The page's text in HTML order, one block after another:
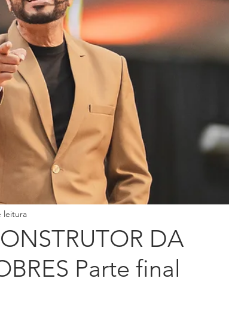
JUMP ON CONSOLIDAÇÃO 2022
ESTUDO PARA OS 12 ESTUDO PARA
JUMP SUMARÉ 2022 JUMP SUMARÉ
DOUTRINA CONSOLIDAÇÃO
HOMENS MULHERES E CASAIS
DA
Parte final
leitura